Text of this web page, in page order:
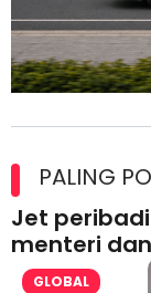
lesen separuh
PALING
Jet
menteri
GLOBAL